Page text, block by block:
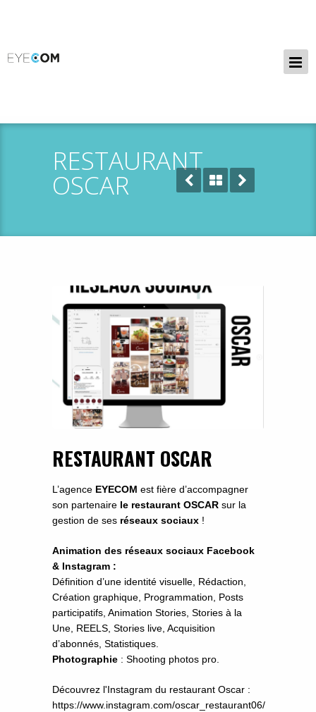
RESTAURANT
OSCAR
RESTAURANT OSCAR
L’agence EYECOM est fière d’accompagner
son partenaire le restaurant OSCAR sur la
gestion de ses réseaux sociaux !
Animation des réseaux sociaux Facebook
& Instagram :
Définition d’une identité visuelle, Rédaction,
Création graphique, Programmation, Posts
participatifs, Animation Stories, Stories à la
Une, REELS, Stories live, Acquisition
d’abonnés, Statistiques.
Photographie : Shooting photos pro.
Découvrez l'Instagram du restaurant Oscar :
https://www.instagram.com/oscar_restaurant06/